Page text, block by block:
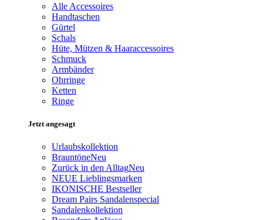
Alle Accessoires
Handtaschen
Gürtel
Schals
Hüte, Mützen & Haaraccessoires
Schmuck
Armbänder
Ohrringe
Ketten
Ringe
Jetzt angesagt
Urlaubskollektion
BrauntöneNeu
Zurück in den AlltagNeu
NEUE Lieblingsmarken
IKONISCHE Bestseller
Dream Pairs Sandalenspecial
Sandalenkollektion